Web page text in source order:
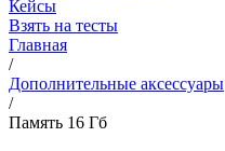
Кейсы
Взять на тесты
Главная
/
Дополнительные аксессуары
/
Память 16 Гб